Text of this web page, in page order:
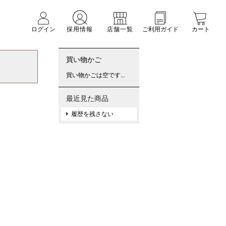
ログイン
採用情報 店舗一覧 ご利用ガイド カート
買い物かご
買い物かごは空です...
最近見た商品
履歴を残さない